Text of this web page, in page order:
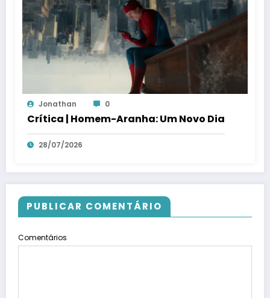
Jonathan 0
Crítica | Homem-Aranha: Um Novo Dia
28/07/2026
PUBLICAR COMENTÁRIO
Comentários